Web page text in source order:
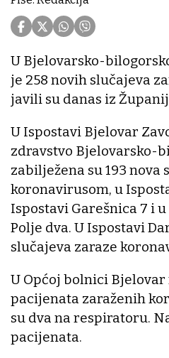
U Bjelovarsko-
je 258 novih slučajeva
javili su danas iz
U Ispostavi Bjelovar
zdravstvo Bjelovarsko-
zabilježena su 193 nova
koronavirusom, u
Ispostavi Garešnica 7 i
Polje dva. U Ispostavi
slučajeva zaraze
U Općoj bolnici
pacijenata zaraženih
su dva na respiratoru.
pacijenata.